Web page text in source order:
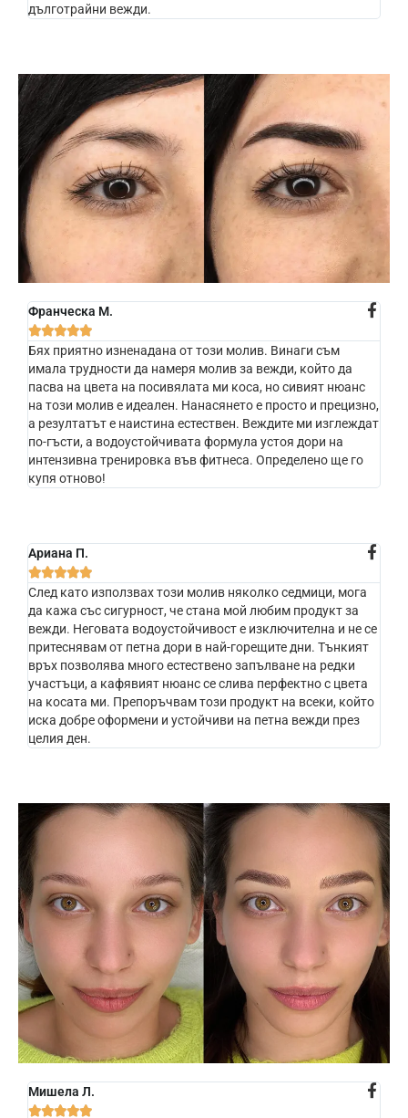
дълготрайни вежди.
Франческа М.

Бях приятно изненадана от този молив. Винаги съм
имала трудности да намеря молив за вежди, който да
пасва на цвета на посивялата ми коса, но сивият нюанс
на този молив е идеален. Нанасянето е просто и прецизно,
а резултатът е наистина естествен. Веждите ми изглеждат
по-гъсти, а водоустойчивата формула устоя дори на
интензивна тренировка във фитнеса. Определено ще го
купя отново!
Ариана П.

След като използвах този молив няколко седмици, мога
да кажа със сигурност, че стана мой любим продукт за
вежди. Неговата водоустойчивост е изключителна и не се
притеснявам от петна дори в най-горещите дни. Тънкият
връх позволява много естествено запълване на редки
участъци, а кафявият нюанс се слива перфектно с цвета
на косата ми. Препоръчвам този продукт на всеки, който
иска добре оформени и устойчиви на петна вежди през
целия ден.
Мишела Л.
